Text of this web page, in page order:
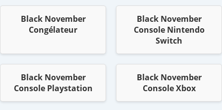
Black November
Congélateur
Black November
Console Nintendo
Switch
Black November
Console Playstation
Black November
Console Xbox